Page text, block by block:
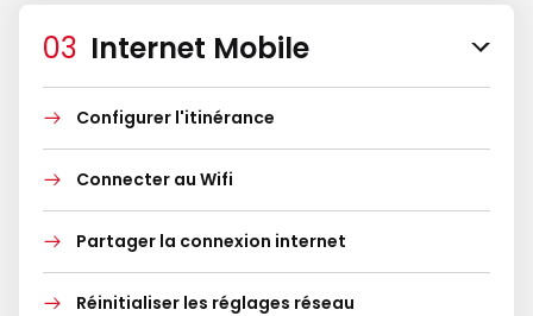
Internet Mobile
Configurer l'itinérance
Connecter au Wifi
Partager la connexion internet
Réinitialiser les réglages réseau